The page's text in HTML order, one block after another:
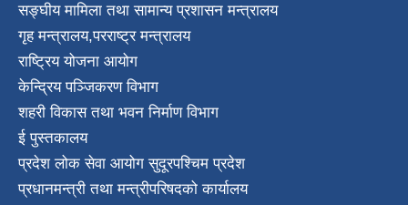
सङ्घीय मामिला तथा सामान्य प्रशासन मन्त्रालय
गृह मन्त्रालय,परराष्ट्र मन्त्रालय
राष्ट्रिय योजना आयोग
केन्द्रिय पञ्जिकरण विभाग
शहरी विकास तथा भवन निर्माण विभाग
ई पुस्तकालय
प्रदेश लोक सेवा आयोग सुदूरपश्चिम प्रदेश
प्रधानमन्त्री तथा मन्त्रीपरिषदको कार्यालय